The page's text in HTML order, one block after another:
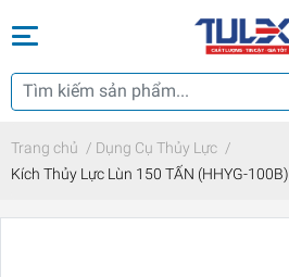
Trang chủ / Dụng Cụ Thủy Lực /
Kích Thủy Lực Lùn 150 TẤN (HHYG-100B)